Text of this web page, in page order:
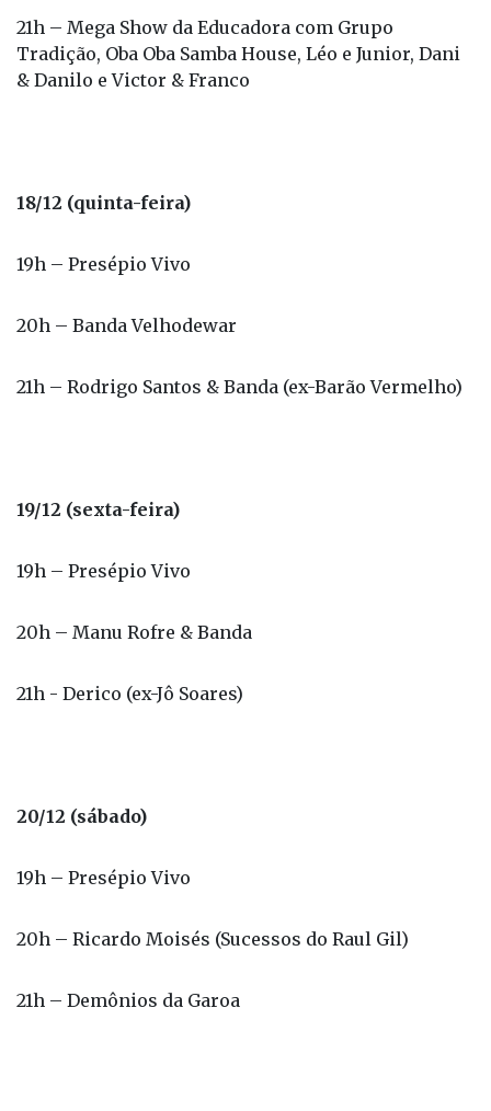
21h – Mega Show da Educadora com Grupo
Tradição, Oba Oba Samba House, Léo e Junior, Dani
& Danilo e Victor & Franco
18/12 (quinta-feira)
19h – Presépio Vivo
20h – Banda Velhodewar
21h – Rodrigo Santos & Banda (ex-Barão Vermelho)
19/12 (sexta-feira)
19h – Presépio Vivo
20h – Manu Rofre & Banda
21h - Derico (ex-Jô Soares)
20/12 (sábado)
19h – Presépio Vivo
20h – Ricardo Moisés (Sucessos do Raul Gil)
21h – Demônios da Garoa